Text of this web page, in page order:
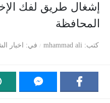
إشغال طريق لفك
المحافظة
كتب mhammad ali في اخبار